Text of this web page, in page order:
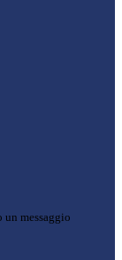
un messaggio